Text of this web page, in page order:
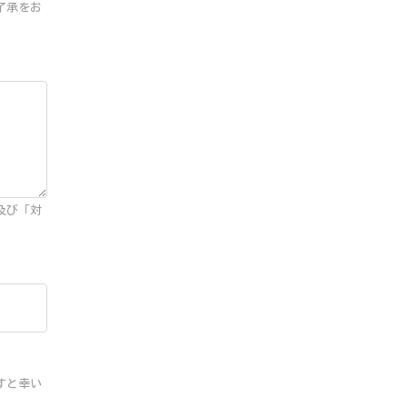
承をお
び「対
と幸い